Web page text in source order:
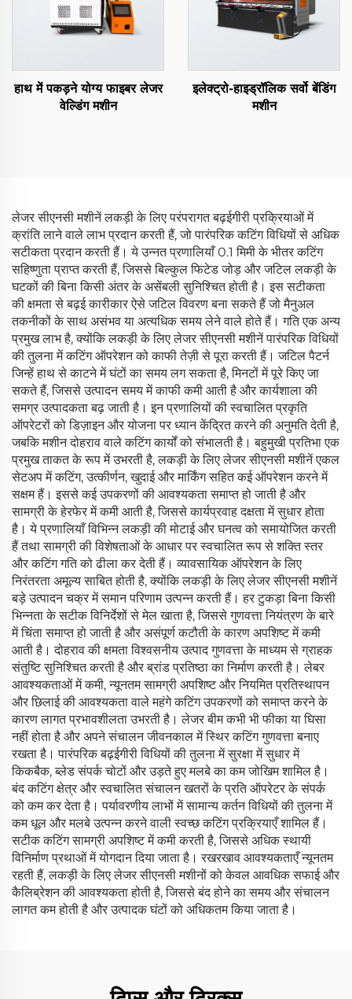
हाथ में पकड़ने योग्य फाइबर लेजर
वेल्डिंग मशीन
इलेक्ट्रो-हाइड्रॉलिक सर्वो बेंडिंग
मशीन
लेजर सीएनसी मशीनें लकड़ी के लिए परंपरागत बढ़ईगीरी प्रक्रियाओं में
क्रांति लाने वाले लाभ प्रदान करती हैं, जो पारंपरिक कटिंग विधियों से अधिक
सटीकता प्रदान करती हैं। ये उन्नत प्रणालियाँ 0.1 मिमी के भीतर कटिंग
सहिष्णुता प्राप्त करती हैं, जिससे बिल्कुल फिटेड जोड़ और जटिल लकड़ी के
घटकों की बिना किसी अंतर के असेंबली सुनिश्चित होती है। इस सटीकता
की क्षमता से बढ़ई कारीकार ऐसे जटिल विवरण बना सकते हैं जो मैनुअल
तकनीकों के साथ असंभव या अत्यधिक समय लेने वाले होते हैं। गति एक अन्य
प्रमुख लाभ है, क्योंकि लकड़ी के लिए लेजर सीएनसी मशीनें पारंपरिक विधियों
की तुलना में कटिंग ऑपरेशन को काफी तेज़ी से पूरा करती हैं। जटिल पैटर्न
जिन्हें हाथ से काटने में घंटों का समय लग सकता है, मिनटों में पूरे किए जा
सकते हैं, जिससे उत्पादन समय में काफी कमी आती है और कार्यशाला की
समग्र उत्पादकता बढ़ जाती है। इन प्रणालियों की स्वचालित प्रकृति
ऑपरेटरों को डिज़ाइन और योजना पर ध्यान केंद्रित करने की अनुमति देती है,
जबकि मशीन दोहराव वाले कटिंग कार्यों को संभालती है। बहुमुखी प्रतिभा एक
प्रमुख ताकत के रूप में उभरती है, लकड़ी के लिए लेजर सीएनसी मशीनें एकल
सेटअप में कटिंग, उत्कीर्णन, खुदाई और मार्किंग सहित कई ऑपरेशन करने में
सक्षम हैं। इससे कई उपकरणों की आवश्यकता समाप्त हो जाती है और
सामग्री के हेरफेर में कमी आती है, जिससे कार्यप्रवाह दक्षता में सुधार होता
है। ये प्रणालियाँ विभिन्न लकड़ी की मोटाई और घनत्व को समायोजित करती
हैं तथा सामग्री की विशेषताओं के आधार पर स्वचालित रूप से शक्ति स्तर
और कटिंग गति को ढीला कर देती हैं। व्यावसायिक ऑपरेशन के लिए
निरंतरता अमूल्य साबित होती है, क्योंकि लकड़ी के लिए लेजर सीएनसी मशीनें
बड़े उत्पादन चक्र में समान परिणाम उत्पन्न करती हैं। हर टुकड़ा बिना किसी
भिन्नता के सटीक विनिर्देशों से मेल खाता है, जिससे गुणवत्ता नियंत्रण के बारे
में चिंता समाप्त हो जाती है और असंपूर्ण कटौती के कारण अपशिष्ट में कमी
आती है। दोहराव की क्षमता विश्वसनीय उत्पाद गुणवत्ता के माध्यम से ग्राहक
संतुष्टि सुनिश्चित करती है और ब्रांड प्रतिष्ठा का निर्माण करती है। लेबर
आवश्यकताओं में कमी, न्यूनतम सामग्री अपशिष्ट और नियमित प्रतिस्थापन
और छिलाई की आवश्यकता वाले महंगे कटिंग उपकरणों को समाप्त करने के
कारण लागत प्रभावशीलता उभरती है। लेजर बीम कभी भी फीका या घिसा
नहीं होता है और अपने संचालन जीवनकाल में स्थिर कटिंग गुणवत्ता बनाए
रखता है। पारंपरिक बढ़ईगीरी विधियों की तुलना में सुरक्षा में सुधार में
किकबैक, ब्लेड संपर्क चोटों और उड़ते हुए मलबे का कम जोखिम शामिल है।
बंद कटिंग क्षेत्र और स्वचालित संचालन खतरों के प्रति ऑपरेटर के संपर्क
को कम कर देता है। पर्यावरणीय लाभों में सामान्य कर्तन विधियों की तुलना में
कम धूल और मलबे उत्पन्न करने वाली स्वच्छ कटिंग प्रक्रियाएँ शामिल हैं।
सटीक कटिंग सामग्री अपशिष्ट में कमी करती है, जिससे अधिक स्थायी
विनिर्माण प्रथाओं में योगदान दिया जाता है। रखरखाव आवश्यकताएँ न्यूनतम
रहती हैं, लकड़ी के लिए लेजर सीएनसी मशीनों को केवल आवधिक सफाई और
कैलिब्रेशन की आवश्यकता होती है, जिससे बंद होने का समय और संचालन
लागत कम होती है और उत्पादक घंटों को अधिकतम किया जाता है।